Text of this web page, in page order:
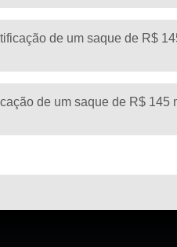
de um saque de R$
de um saque de R$ 145